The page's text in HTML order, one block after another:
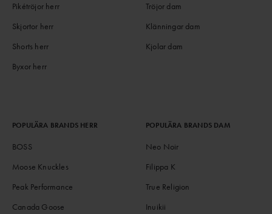
Pikétröjor herr
Skjortor herr
Shorts herr
Byxor herr
Tröjor dam
Klänningar dam
Kjolar dam
POPULÄRA BRANDS HERR
BOSS
Moose Knuckles
Peak Performance
Canada Goose
POPULÄRA BRANDS DAM
Neo Noir
Filippa K
True Religion
Inuikii